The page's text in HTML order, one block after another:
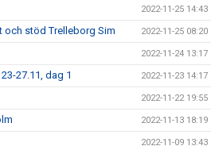
2022-11-25 14:43
och stöd Trelleborg Sim 2022-11-25 08:20
2022-11-24 13:17
27.11, dag 1 2022-11-23 14:17
2022-11-22 19:55
2022-11-13 18:19
2022-11-09 13:43